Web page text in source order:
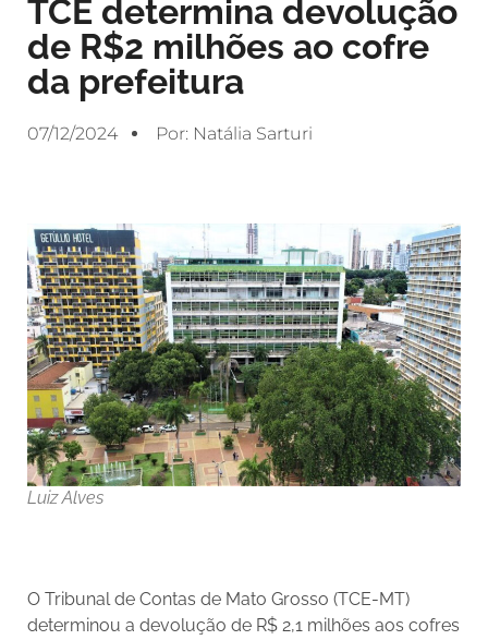
TCE determina devolução
de R$2 milhões ao cofre
da prefeitura
07/12/2024 Por: Natália Sarturi
Luiz Alves
O Tribunal de Contas de Mato Grosso (TCE-MT)
determinou a devolução de R$ 2,1 milhões aos cofres